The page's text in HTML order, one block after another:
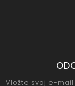
Vložte svoj e-